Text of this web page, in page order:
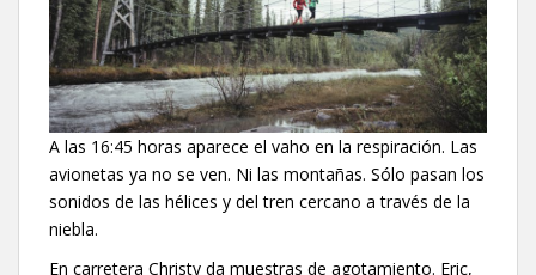
A las 16:45 horas aparece el vaho en la respiración. Las
avionetas ya no se ven. Ni las montañas. Sólo pasan los
sonidos de las hélices y del tren cercano a través de la
niebla.
En carretera Christy da muestras de agotamiento. Eric,